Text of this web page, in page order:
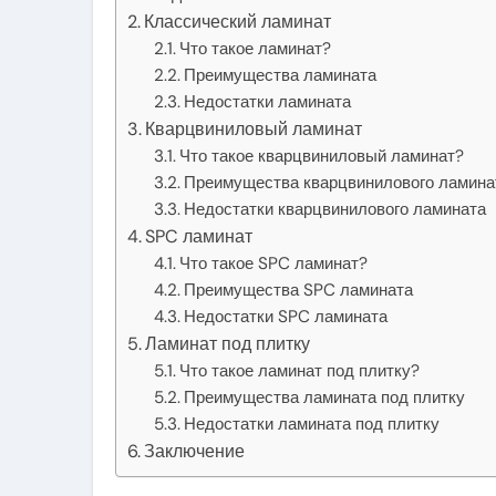
Классический ламинат
Что такое ламинат?
Преимущества ламината
Недостатки ламината
Кварцвиниловый ламинат
Что такое кварцвиниловый ламинат?
Преимущества кварцвинилового
Недостатки кварцвинилового ламината
SPC ламинат
Что такое SPC ламинат?
Преимущества SPC ламината
Недостатки SPC ламината
Ламинат под плитку
Что такое ламинат под плитку?
Преимущества ламината под плитку
Недостатки ламината под плитку
Заключение